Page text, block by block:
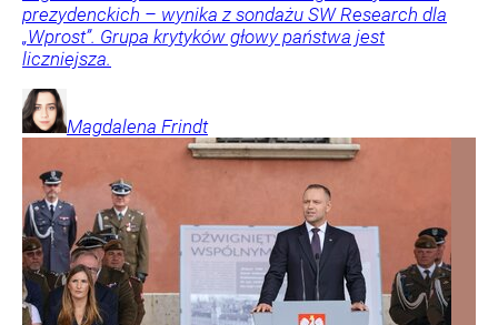
prezydenckich – wynika z sondażu SW Research dla
„Wprost”. Grupa krytyków głowy państwa jest
liczniejsza.
Magdalena Frindt